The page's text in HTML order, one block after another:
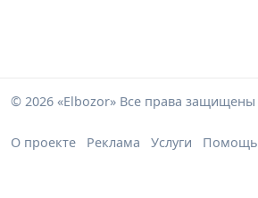
© 2026 «Elbozor» Все права защищены
О проекте Реклама Услуги Помощь